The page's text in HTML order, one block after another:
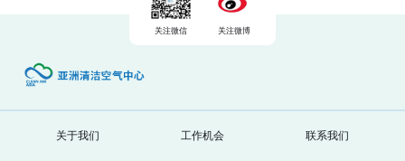
关注微信 关注微博
关于我们 工作机会 联系我们